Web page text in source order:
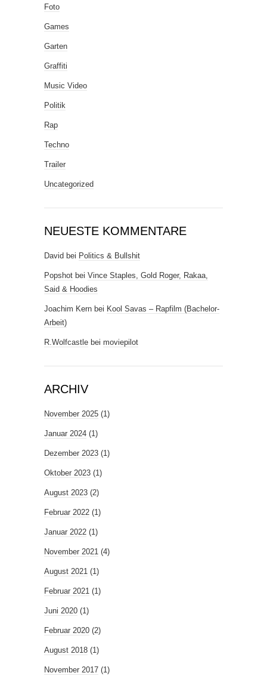
Foto
Games
Garten
Graffiti
Music Video
Politik
Rap
Techno
Trailer
Uncategorized
NEUESTE KOMMENTARE
David bei Politics & Bullshit
Popshot bei Vince Staples, Gold Roger, Rakaa,
Said & Hoodies
Joachim Kern bei Kool Savas – Rapfilm (Bachelor-
Arbeit)
R.Wolfcastle bei moviepilot
ARCHIV
November 2025 (1)
Januar 2024 (1)
Dezember 2023 (1)
Oktober 2023 (1)
August 2023 (2)
Februar 2022 (1)
Januar 2022 (1)
November 2021 (4)
August 2021 (1)
Februar 2021 (1)
Juni 2020 (1)
Februar 2020 (2)
August 2018 (1)
November 2017 (1)